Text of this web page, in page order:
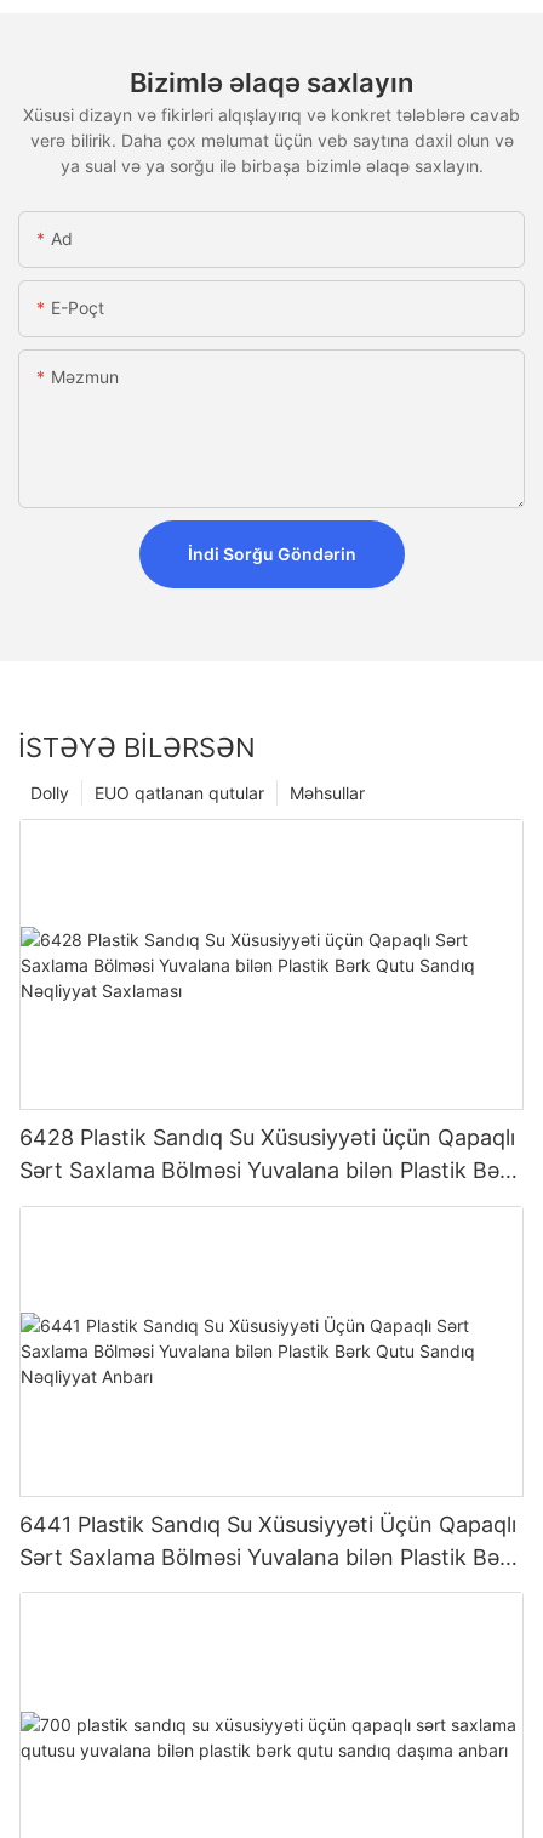
Bizimlə əlaqə saxlayın
Xüsusi dizayn və fikirləri alqışlayırıq və konkret tələblərə cavab
verə bilirik. Daha çox məlumat üçün veb saytına daxil olun və
ya sual və ya sorğu ilə birbaşa bizimlə əlaqə saxlayın.
Ad
E-Poçt
Məzmun
İndi Sorğu Göndərin
İSTƏYƏ BILƏRSƏN
Məhsullar
EUO qatlanan qutular
Dolly
6428 Plastik Sandıq Su Xüsusiyyəti üçün Qapaqlı
Sərt Saxlama Bölməsi Yuvalana bilən Plastik Bərk
Qutu Sandıq Nəqliyyat Saxlaması
6441 Plastik Sandıq Su Xüsusiyyəti Üçün Qapaqlı
Sərt Saxlama Bölməsi Yuvalana bilən Plastik Bərk
Qutu Sandıq Nəqliyyat Anbarı